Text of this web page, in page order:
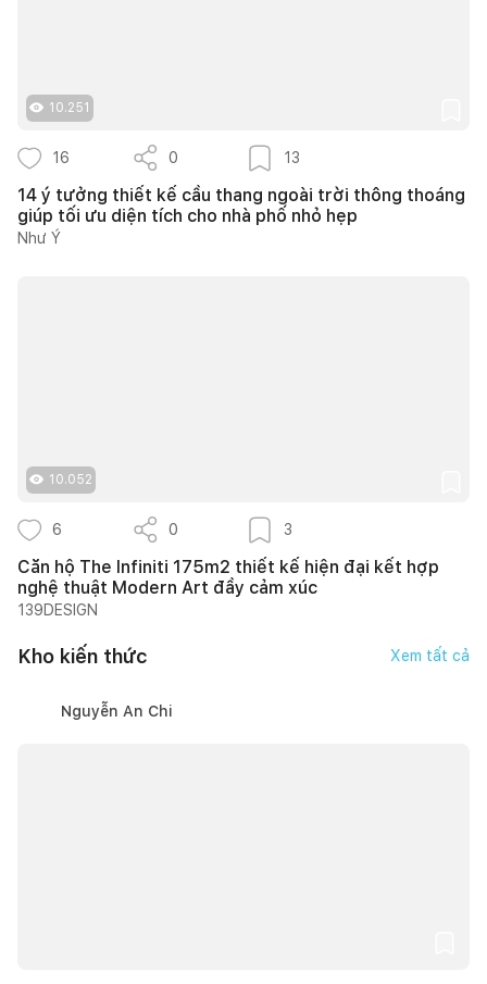
10.251
16 0 13
14 ý tưởng thiết kế cầu thang ngoài trời thông thoáng
giúp tối ưu diện tích cho nhà phố nhỏ hẹp
Như Ý
10.052
6 0 3
Căn hộ The Infiniti 175m2 thiết kế hiện đại kết hợp
nghệ thuật Modern Art đầy cảm xúc
139DESIGN
Kho kiến thức Xem tất cả
Nguyễn An Chi